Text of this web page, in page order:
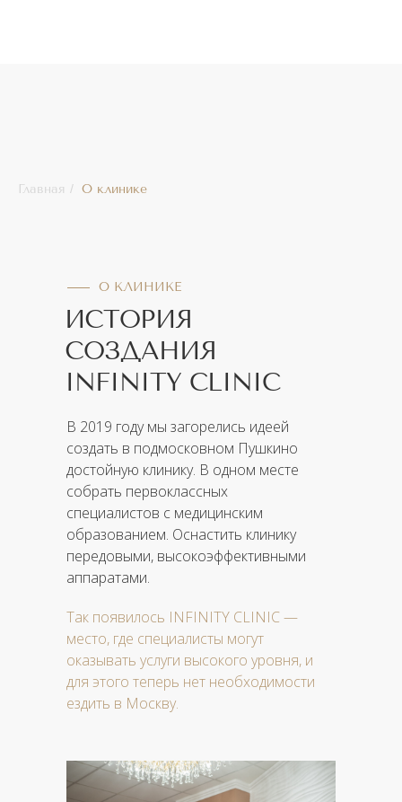
Главная / О клинике
В 2019 году мы загорелись идеей
создать в подмосковном Пушкино
достойную клинику. В одном месте
собрать первоклассных
специалистов с медицинским
образованием. Оснастить клинику
передовыми, высокоэффективными
аппаратами.
Так появилось INFINITY CLINIC —
место, где специалисты могут
оказывать услуги высокого уровня, и
для этого теперь нет необходимости
ездить в Москву.
ИСТОРИЯ
СОЗДАНИЯ
INFINITY CLINIC
О КЛИНИКЕ